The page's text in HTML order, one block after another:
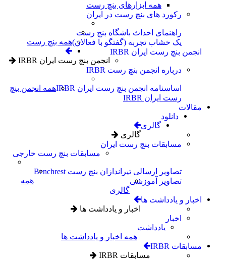
همه ابزارهای بنچ رست
رکورد های بنچ رست در ایران
راهنمای احداث باشگاه بنچ رست
یک خشاب تجربه (گفتگو با فعالان)همه بنچ رست
انجمن بنچ رست ایران IRBR
انجمن بنچ رست ایران IRBR
درباره انجمن بنچ رست IRBR
اساسنامه انجمن بنچ رست ایران IRBR
همه انجمن بنچ
رست ایران IRBR
مقالات
دانلود
گالری
گالری
مسابقات بنچ رست ایران
مسابقات بنچ رست خارجی
تصاویر ارسالی تیراندازان بنچ رست Benchrest
تصاویر آموزشی
همه
گالری
اخبار و یادداشت ها
اخبار و یادداشت ها
اخبار
یادداشت
همه اخبار و یادداشت ها
مسابقات IRBR
مسابقات IRBR